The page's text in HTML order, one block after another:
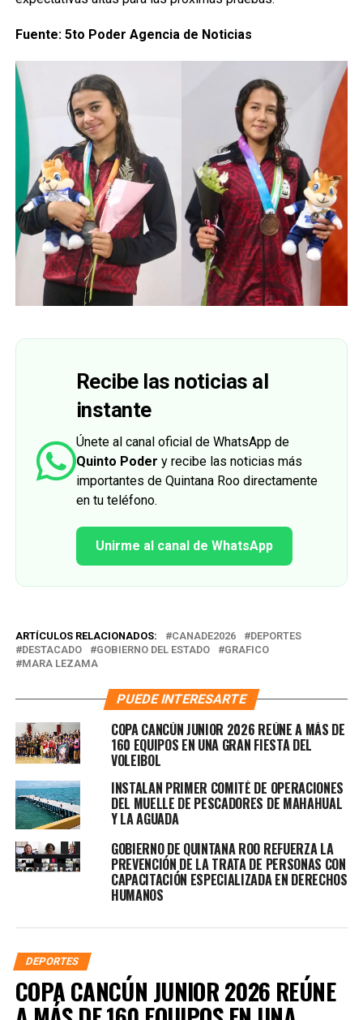
Fuente: 5to Poder Agencia de Noticias
Recibe las noticias al
instante
Únete al canal oficial de WhatsApp de
Quinto Poder y recibe las noticias más
importantes de Quintana Roo directamente
en tu teléfono.
Unirme al canal de WhatsApp
ARTÍCULOS RELACIONADOS: CANADE2026
DEPORTES
DESTACADO
GOBIERNO DEL ESTADO
GRAFICO
MARA LEZAMA
PUEDE INTERESARTE
COPA CANCÚN JUNIOR 2026 REÚNE A MÁS DE
160 EQUIPOS EN UNA GRAN FIESTA DEL
VOLEIBOL
INSTALAN PRIMER COMITÉ DE OPERACIONES
DEL MUELLE DE PESCADORES DE MAHAHUAL
Y LA AGUADA
GOBIERNO DE QUINTANA ROO REFUERZA LA
PREVENCIÓN DE LA TRATA DE PERSONAS CON
CAPACITACIÓN ESPECIALIZADA EN DERECHOS
HUMANOS
DEPORTES
COPA CANCÚN JUNIOR 2026 REÚNE